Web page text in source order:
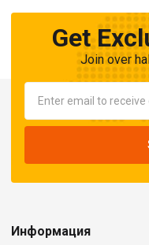
Get
Join over
Информация